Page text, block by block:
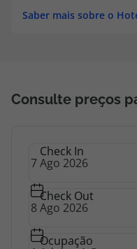
Saber mais sobre o
Consulte preços
Check In
Check Out
Ocupação